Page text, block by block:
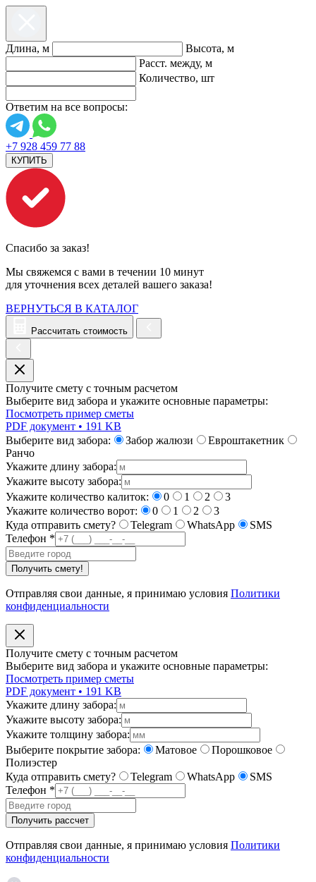
Длина, м
Высота, м
Расст. между, м
Количество, шт
Ответим на все вопросы:
+7 928 459 77 88
КУПИТЬ
Спасибо за заказ!
Мы свяжемся с вами в течении 10 минут
для уточнения всех деталей вашего заказа!
ВЕРНУТЬСЯ В КАТАЛОГ
Рассчитать стоимость
Получите смету с точным расчетом
Выберите вид забора и укажите основные параметры:
Посмотреть пример сметы
PDF документ • 191 KB
Выберите вид забора:
Забор жалюзи
Евроштакетник
Ранчо
Укажите длину забора:
Укажите высоту забора:
Укажите количество калиток:
0 1 2
3
Укажите количество ворот:
0 1 2
3
Куда отправить смету?
Telegram WhatsApp
SMS
Телефон *
Получить смету!
Отправляя свои данные, я принимаю условия Политики
конфиденциальности
Получите смету с точным расчетом
Выберите вид забора и укажите основные параметры:
Посмотреть пример сметы
PDF документ • 191 KB
Укажите длину забора:
Укажите высоту забора:
Укажите толщину забора:
Выберите покрытие забора:
Матовое
Порошковое
Полиэстер
Куда отправить смету?
Telegram WhatsApp
SMS
Телефон *
Получить рассчет
Отправляя свои данные, я принимаю условия Политики
конфиденциальности